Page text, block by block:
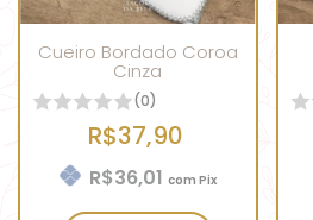
Cueiro Bordado Coroa
Cinza
(0)
R$37,90
R$36,01 com Pix